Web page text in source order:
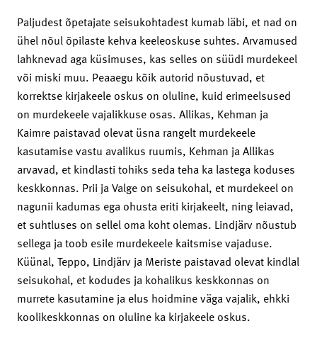
Paljudest õpetajate seisukohtadest kumab läbi, et nad on
ühel nõul õpilaste kehva keeleoskuse suhtes. Arvamused
lahknevad aga küsimuses, kas selles on süüdi murdekeel
või miski muu. Peaaegu kõik autorid nõustuvad, et
korrektse kirjakeele oskus on oluline, kuid erimeelsused
on murdekeele vajalikkuse osas. Allikas, Kehman ja
Kaimre paistavad olevat üsna rangelt murdekeele
kasutamise vastu avalikus ruumis, Kehman ja Allikas
arvavad, et kindlasti tohiks seda teha ka lastega koduses
keskkonnas. Prii ja Valge on seisukohal, et murdekeel on
nagunii kadumas ega ohusta eriti kirjakeelt, ning leiavad,
et suhtluses on sellel oma koht olemas. Lindjärv nõustub
sellega ja toob esile murdekeele kaitsmise vajaduse.
Küünal, Teppo, Lindjärv ja Meriste paistavad olevat kindlal
seisukohal, et kodudes ja kohalikus keskkonnas on
murrete kasutamine ja elus hoidmine väga vajalik, ehkki
koolikeskkonnas on oluline ka kirjakeele oskus.